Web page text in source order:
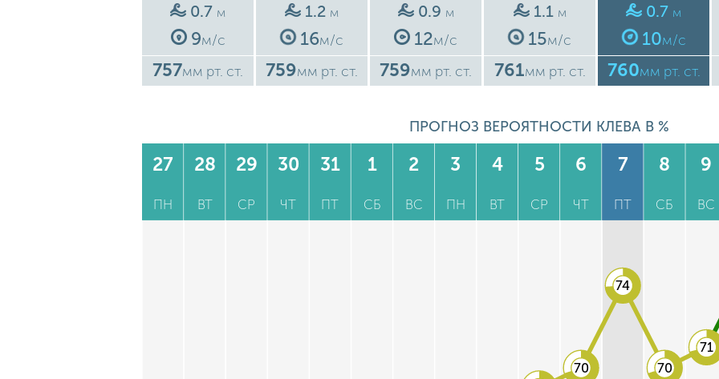
0.7 м
9м/с
757мм рт. ст.
1.2 м
16м/с
759мм рт. ст.
0.9 м
12м/с
759мм рт. ст.
1.1 м
15м/с
761мм рт. ст.
0.7 м
10м/с
760мм рт. ст.
ПРОГНОЗ ВЕРОЯТНОСТИ КЛЕВА В %
27
ПН
28
ВТ
29
СР
30
ЧТ
31
ПТ
1
СБ
2
ВС
3
ПН
4
ВТ
5
СР
6
ЧТ
7
ПТ
8
СБ
9
ВС
70
74
70
71